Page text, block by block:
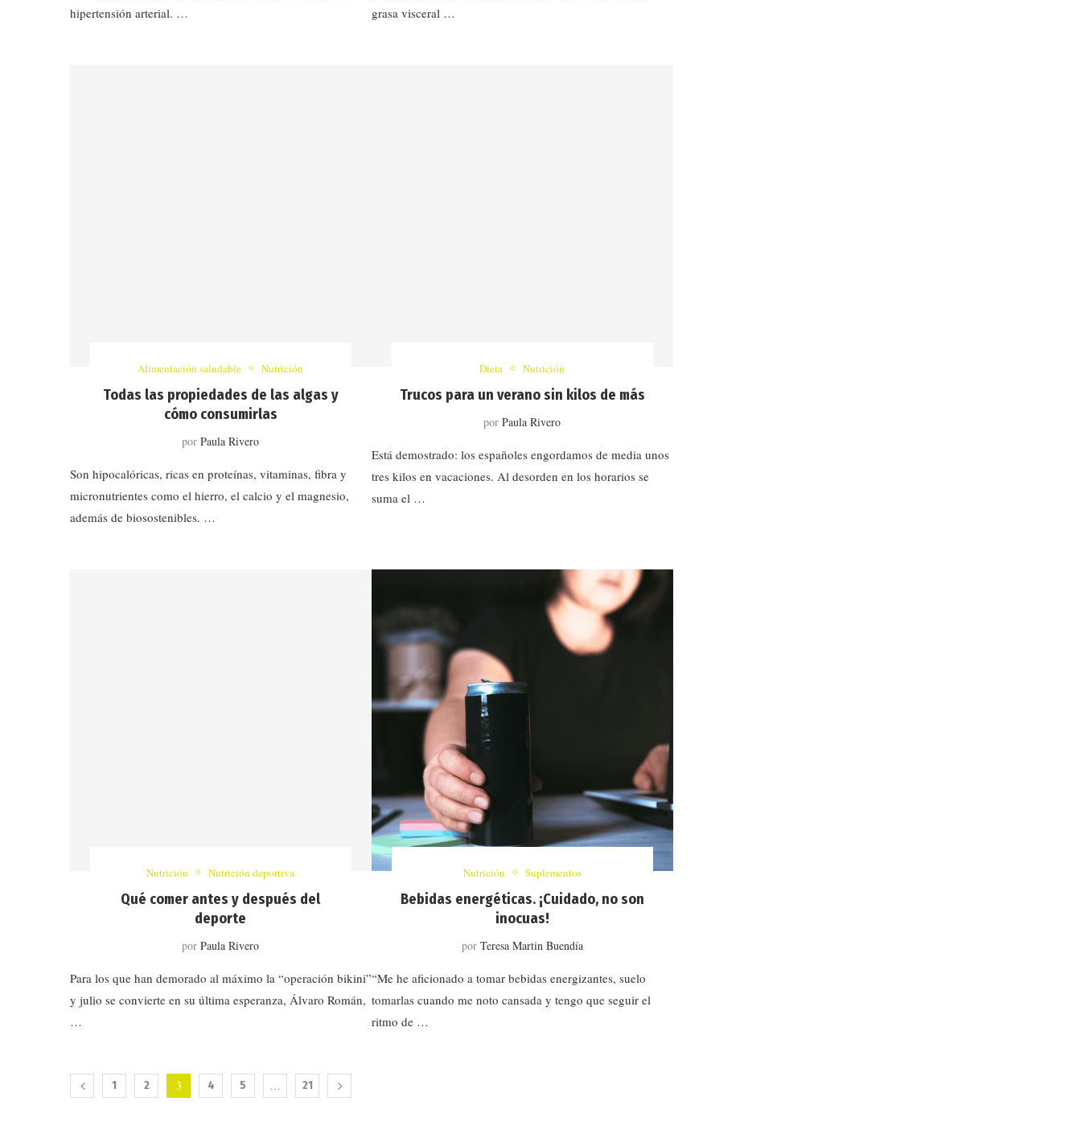
hipertensión arterial. …
grasa visceral …
Alimentación saludable Nutrición
Todas las propiedades de las algas y
cómo consumirlas
porPaula Rivero
Son hipocalóricas, ricas en proteínas, vitaminas, fibra y
micronutrientes como el hierro, el calcio y el magnesio,
además de biosostenibles. …
Dieta Nutrición
Trucos para un verano sin kilos de más
porPaula Rivero
Está demostrado: los españoles engordamos de media unos
tres kilos en vacaciones. Al desorden en los horarios se
suma el …
Nutrición Nutrición deportiva
Qué comer antes y después del
deporte
porPaula Rivero
Para los que han demorado al máximo la “operación bikini”
y julio se convierte en su última esperanza, Álvaro Román,
…
Nutrición Suplementos
Bebidas energéticas. ¡Cuidado, no son
inocuas!
por Teresa Martin Buendía
“Me he aficionado a tomar bebidas energizantes, suelo
tomarlas cuando me noto cansada y tengo que seguir el
ritmo de …
1 2 3 4 5 … 21